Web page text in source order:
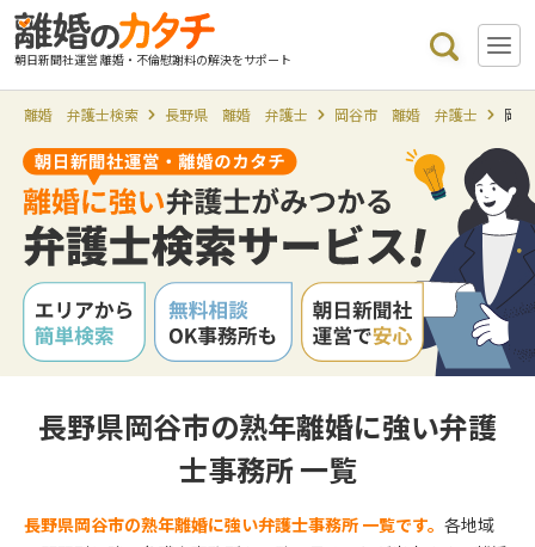
朝日新聞社運営 離婚・不倫慰謝料の解決をサポート
離婚 弁護士検索 長野県 離婚 弁護士 岡谷市 離婚 弁護士 岡
長野県岡谷市の熟年離婚に強い弁護
士事務所 一覧
長野県岡谷市の熟年離婚に強い弁護士事務所 一覧です。各地域